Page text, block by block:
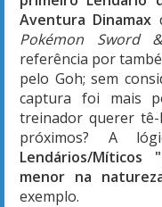
Aventura Dinamax
Pokémon Sword
referência por
pelo Goh; sem
captura foi mais
treinador querer
próximos? A
Lendários/
menor na
exemplo.